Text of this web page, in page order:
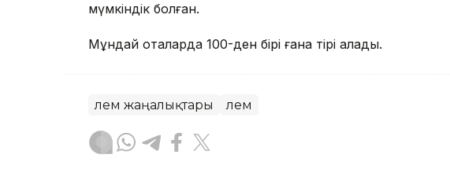
мүмкіндік болған.
Мұндай оталарда 100-ден бірі ғана тірі қалады.
Әлем жаңалықтары Әлем